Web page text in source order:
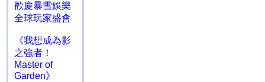
歡慶暴雪娛樂
全球玩家盛會
《我想成為影
之強者！
Master of
Garden》